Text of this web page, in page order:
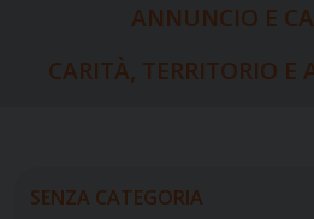
ANNUNCIO E
CARITÀ, TERRITORIO E
SENZA CATEGORIA